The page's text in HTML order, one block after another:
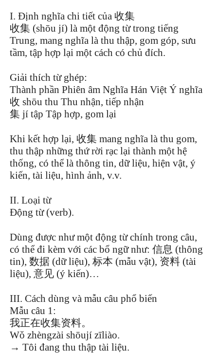
I. Định nghĩa chi tiết của 收集
收集 (shōu jí) là một động từ trong tiếng
Trung, mang nghĩa là thu thập, gom góp, sưu
tầm, tập hợp lại một cách có chủ đích.
Giải thích từ ghép:
Thành phần Phiên âm Nghĩa Hán Việt Ý nghĩa
收 shōu thu Thu nhận, tiếp nhận
集 jí tập Tập hợp, gom lại
Khi kết hợp lại, 收集 mang nghĩa là thu gom,
thu thập những thứ rời rạc lại thành một hệ
thống, có thể là thông tin, dữ liệu, hiện vật, ý
kiến, tài liệu, hình ảnh, v.v.
II. Loại từ
Động từ (verb).
Dùng được như một động từ chính trong câu,
có thể đi kèm với các bổ ngữ như: 信息 (thông
tin), 数据 (dữ liệu), 标本 (mẫu vật), 资料 (tài
liệu), 意见 (ý kiến)…
III. Cách dùng và mẫu câu phổ biến
Mẫu câu 1:
我正在收集资料。
Wǒ zhèngzài shōují zīliào.
→ Tôi đang thu thập tài liệu.